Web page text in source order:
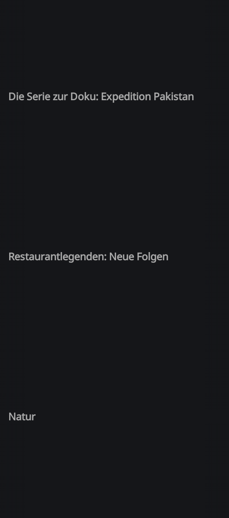
Die Serie zur Doku: Expedition Pakistan
Restaurantlegenden: Neue Folgen
Natur